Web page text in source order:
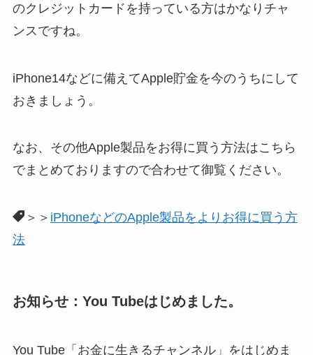
のクレジットカードを持っている方はかなりチャ
ンスですね。
iPhone14などに備えてApple貯金を今のうちにして
おきましょう。
なお、その他Apple製品をお得に買う方法はこちら
でまとめておりますので合わせて御覧ください。
＞＞ iPhoneなどのApple製品をよりお得に買う方
法
お知らせ：You Tubeはじめました。
You Tube「お金に生きるチャンネル」をはじめま